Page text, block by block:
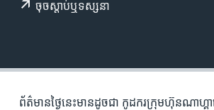
ចុច​​ស្តាប់​ឬ​ទស្សនា
ព័ត៌មាន​ថ្ងៃនេះ​មានដូចជា កូដករ​​​ក្រុមហ៊ុនណាហ្គ